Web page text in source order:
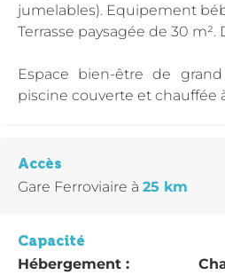
jumelables). Equipement
Terrasse paysagée de 30 m².
Espace bien-être de
piscine couverte et chauffée à
Accès
Gare Ferroviaire à 25 km
Capacité
Hébergement :